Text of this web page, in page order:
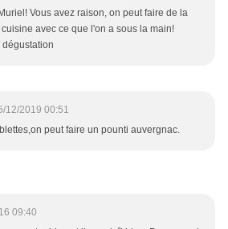
Vous avez raison, on peut faire de la
avec ce que l'on a sous la main!
dégustation
12/2019 00:51
peut faire un pounti auvergnac.
09:40